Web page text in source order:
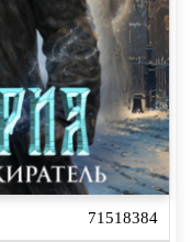
71518384